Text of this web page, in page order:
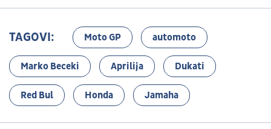
TAGOVI: Moto GP automoto
Marko Beceki Aprilija Dukati
Red Bul Honda Jamaha